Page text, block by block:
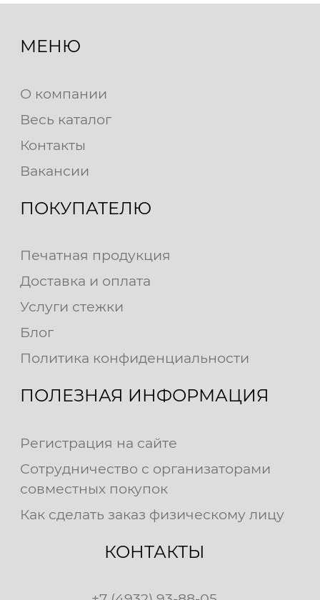
МЕНЮ
О компании
Весь каталог
Контакты
Вакансии
ПОКУПАТЕЛЮ
Печатная продукция
Доставка и оплата
Услуги стежки
Блог
Политика конфиденциальности
ПОЛЕЗНАЯ ИНФОРМАЦИЯ
Регистрация на сайте
Сотрудничество с организаторами
совместных покупок
Как сделать заказ физическому лицу
КОНТАКТЫ